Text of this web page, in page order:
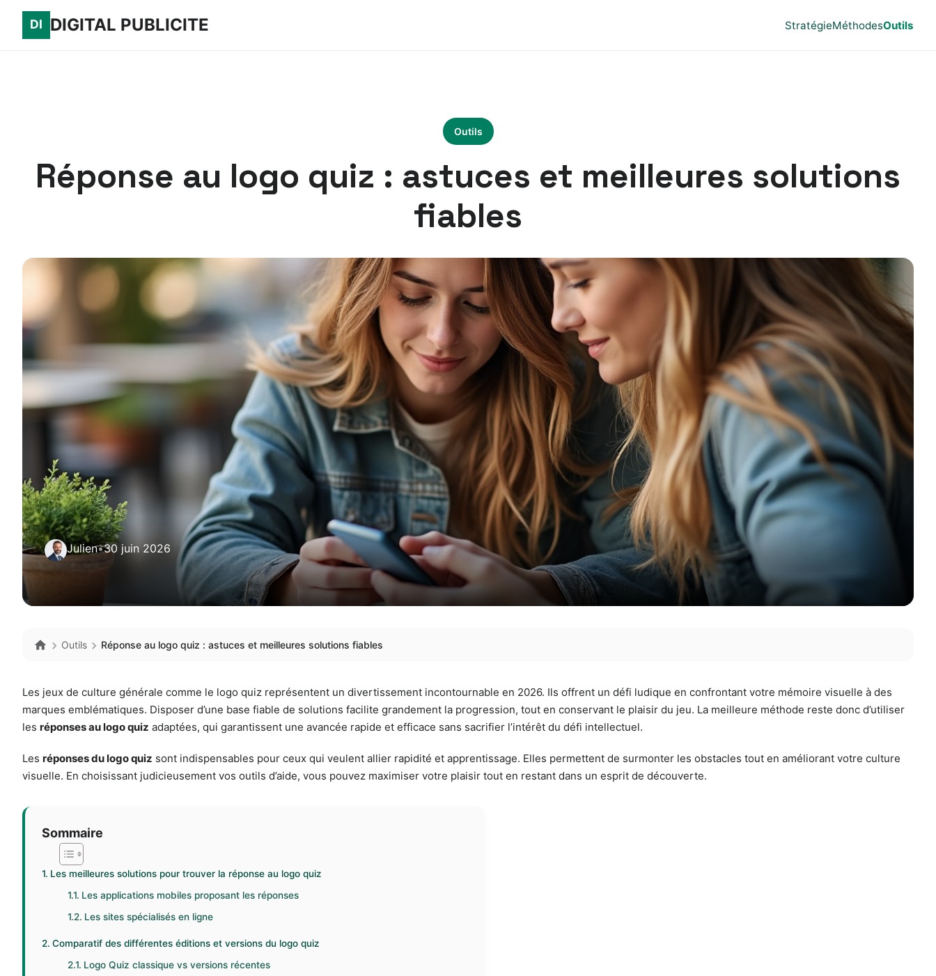
DIGITAL PUBLICITE StratégieMéthodesOutils
Outils
Réponse au logo quiz : astuces et meilleures solutions
fiables
Julien•30 juin 2026
Outils Réponse au logo quiz : astuces et meilleures solutions fiables
Les jeux de culture générale comme le logo quiz représentent un divertissement incontournable en 2026. Ils offrent un défi ludique en confrontant votre mémoire visuelle à des
marques emblématiques. Disposer d’une base fiable de solutions facilite grandement la progression, tout en conservant le plaisir du jeu. La meilleure méthode reste donc d’utiliser
les réponses au logo quiz adaptées, qui garantissent une avancée rapide et efficace sans sacrifier l’intérêt du défi intellectuel.
Les réponses du logo quiz sont indispensables pour ceux qui veulent allier rapidité et apprentissage. Elles permettent de surmonter les obstacles tout en améliorant votre culture
visuelle. En choisissant judicieusement vos outils d’aide, vous pouvez maximiser votre plaisir tout en restant dans un esprit de découverte.
Sommaire
Les meilleures solutions pour trouver la réponse au logo quiz
Les applications mobiles proposant les réponses
Les sites spécialisés en ligne
Comparatif des différentes éditions et versions du logo quiz
Logo Quiz classique vs versions récentes